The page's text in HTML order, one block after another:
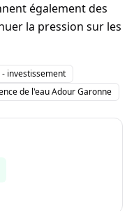
également des
la pression sur les
investissement
de l'eau Adour Garonne